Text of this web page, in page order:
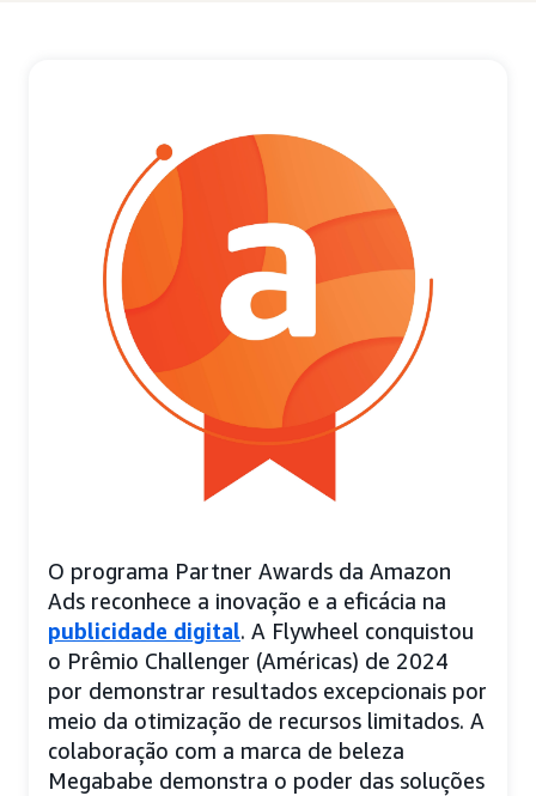
O programa Partner Awards da Amazon
Ads reconhece a inovação e a eficácia na
publicidade digital. A Flywheel conquistou
o Prêmio Challenger (Américas) de 2024
por demonstrar resultados excepcionais por
meio da otimização de recursos limitados. A
colaboração com a marca de beleza
Megababe demonstra o poder das soluções